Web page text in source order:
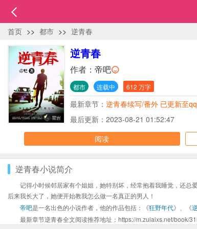
首页 >> 都市 >> 逆青春
逆青春
作者： 帝吧
都市 连载中 612 万字
最新章节： 逆青春续写/番外 已更新至
最后更新：2023-08-21 01:52:47
阅读
逆青春小说简介
记得小时候邻居家有个姐姐，她特别坏，经常抱着我睡觉，还总
后来我长大了，她便开始教我怎么做一名真正的男人！
帝吧是一名出色的小说作者，他的作品包括：《狂野年代》、《
最新章节逆青春全文阅读推荐地址：https://m.zuiaixs.net/book/